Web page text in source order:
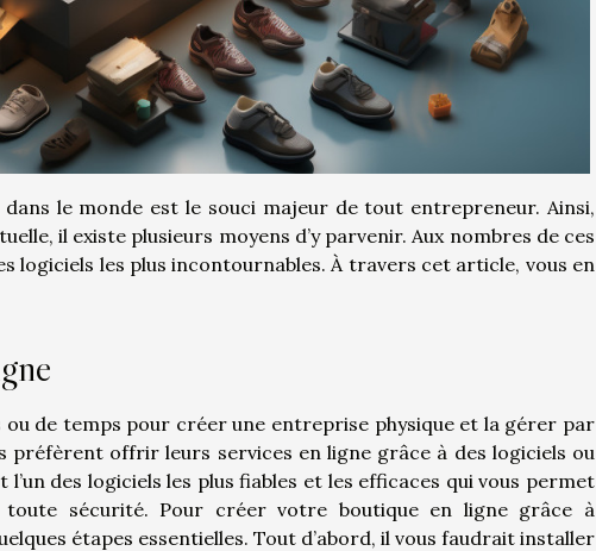
le monde est le souci majeur de tout entrepreneur. Ainsi,
il existe plusieurs moyens d’y parvenir. Aux nombres de ces
logiciels les plus incontournables. À travers cet article, vous en
ou de temps pour créer une entreprise physique et la gérer par
préfèrent offrir leurs services en ligne grâce à des logiciels ou
l’un des logiciels les plus fiables et les efficaces qui vous permet
sécurité. Pour créer votre boutique en ligne grâce à
étapes essentielles. Tout d’abord, il vous faudrait installer